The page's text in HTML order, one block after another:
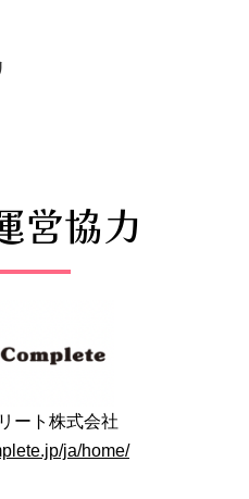
営協力
ート株式会社
ja/home/